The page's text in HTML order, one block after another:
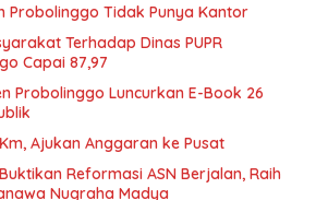
Probolinggo Tidak Punya Kantor
Terhadap Dinas PUPR
Capai 87,97
Probolinggo Luncurkan E-Book 26
Ajukan Anggaran ke Pusat
Reformasi ASN Berjalan, Raih
Nugraha Madya